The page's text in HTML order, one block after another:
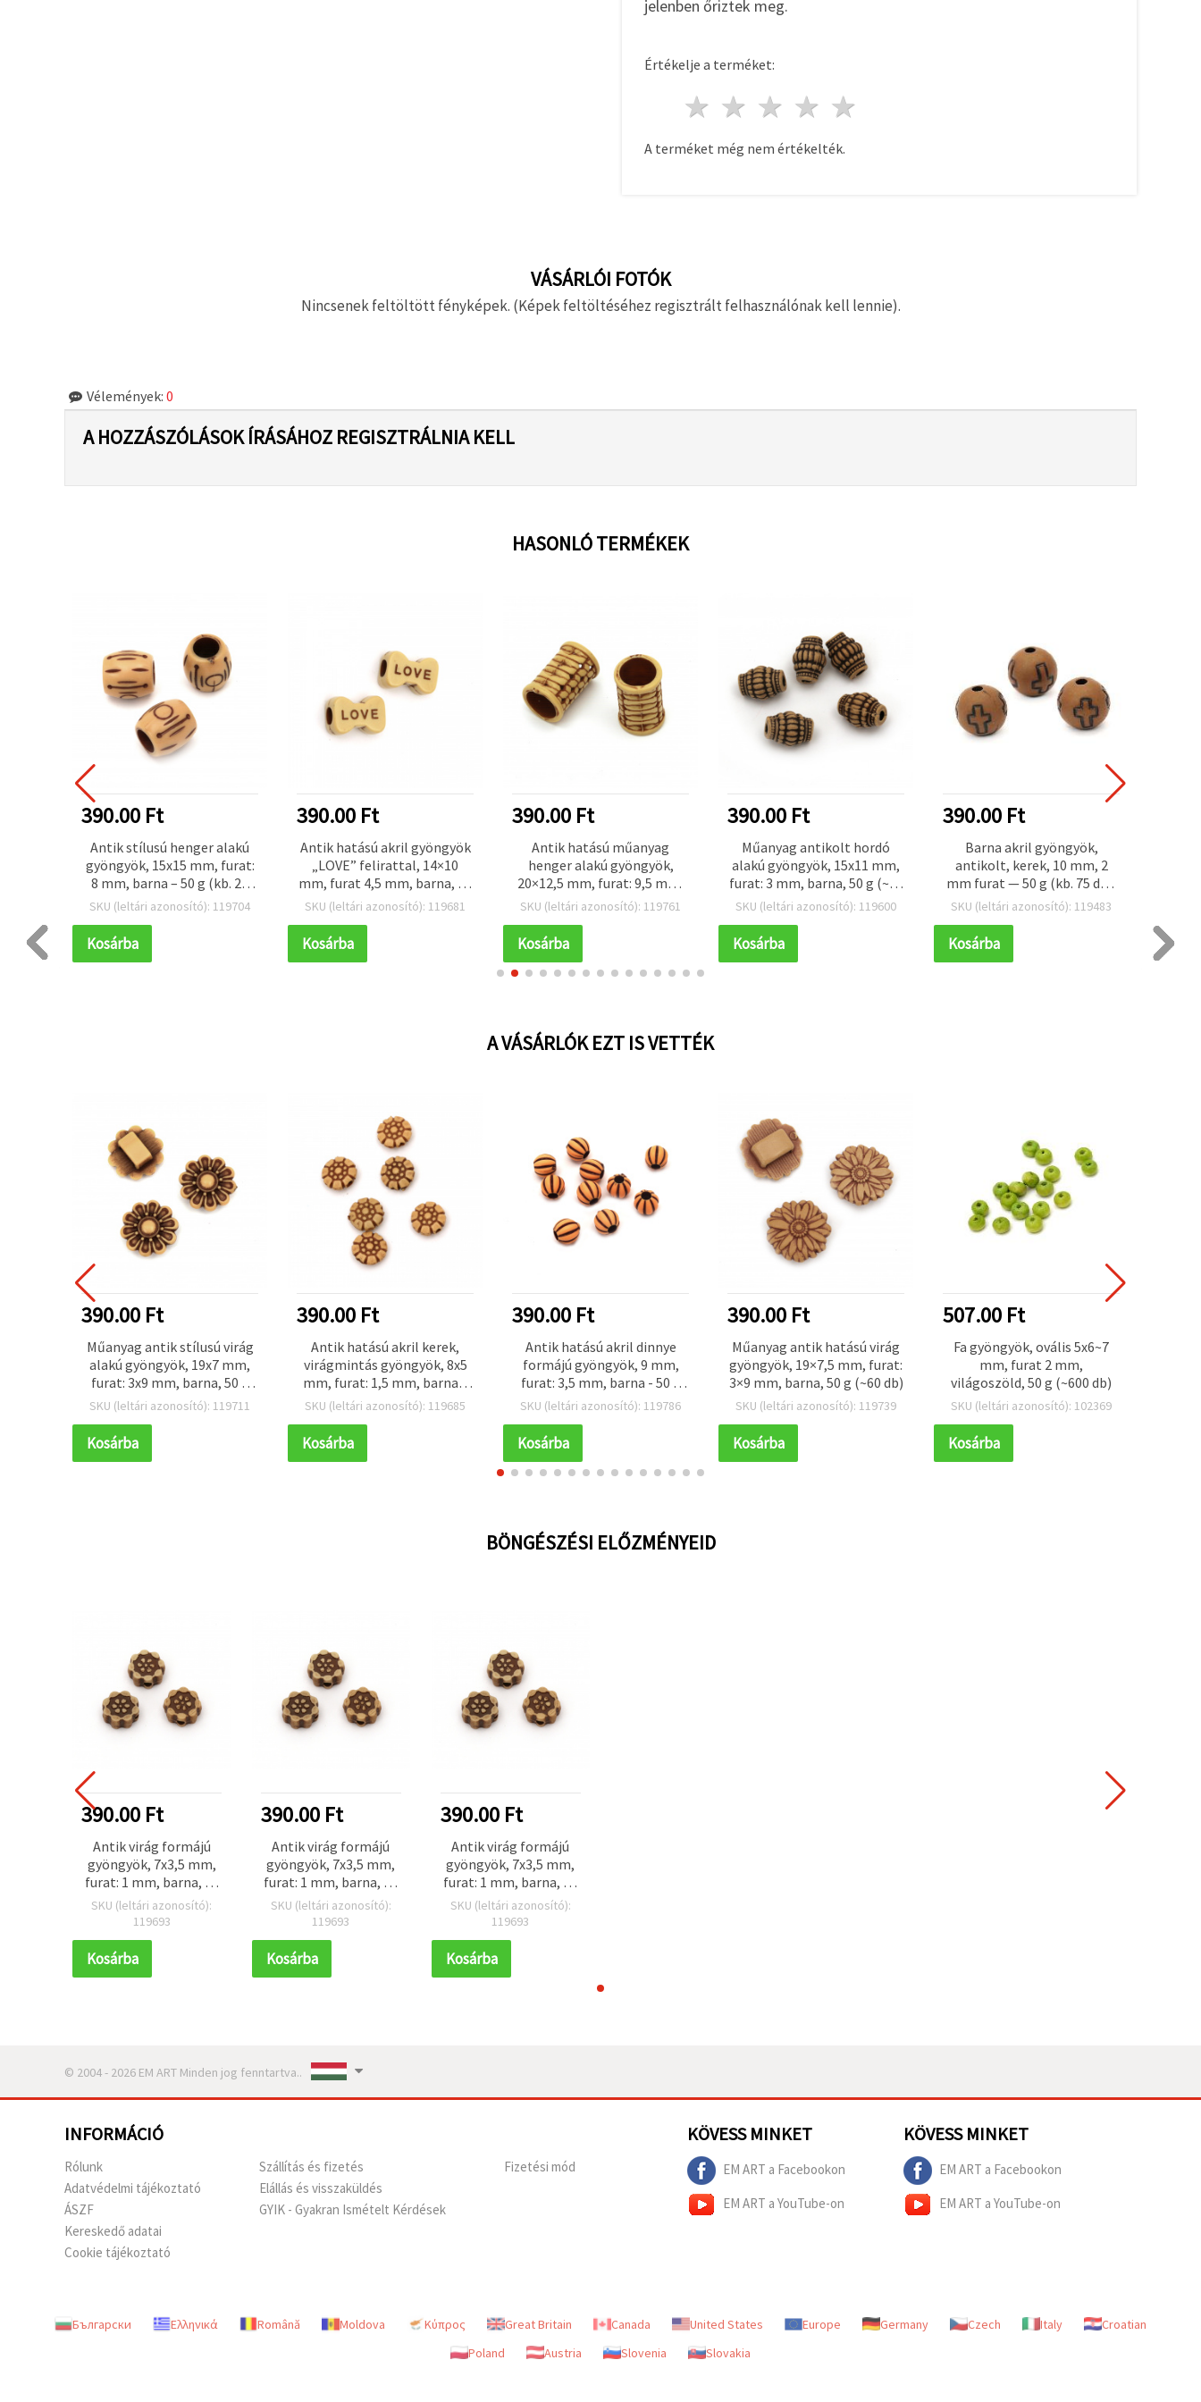
jelenben őriztek meg.
Értékelje a terméket:
4 csillagok
3 csillagok
2 csillagok
1 csillag
A terméket még nem értékelték.
VÁSÁRLÓI FOTÓK
Nincsenek feltöltött fényképek. (Képek feltöltéséhez regisztrált felhasználónak kell lennie).
Vélemények: 0
A HOZZÁSZÓLÁSOK ÍRÁSÁHOZ REGISZTRÁLNIA KELL
HASONLÓ TERMÉKEK
390.00 Ft
Antik stílusú henger alakú
gyöngyök, 15x15 mm, furat:
8 mm, barna – 50 g (kb. 28
db)
SKU (leltári azonosító): 119704
Kosárba
390.00 Ft
Antik hatású akril gyöngyök
„LOVE” felirattal, 14×10
mm, furat 4,5 mm, barna, 50
g (~80 db)
SKU (leltári azonosító): 119681
Kosárba
390.00 Ft
Antik hatású műanyag
henger alakú gyöngyök,
20×12,5 mm, furat: 9,5 mm,
barna, 50 g (~64 db)
SKU (leltári azonosító): 119761
Kosárba
390.00 Ft
Műanyag antikolt hordó
alakú gyöngyök, 15x11 mm,
furat: 3 mm, barna, 50 g (~42
db)
SKU (leltári azonosító): 119600
Kosárba
390.00 Ft
Barna akril gyöngyök,
antikolt, kerek, 10 mm, 2
mm furat — 50 g (kb. 75 db),
ékszerkészítéshez,
karkötőkhöz,
nyakláncokhoz és
dekorációhoz
SKU (leltári azonosító): 119483
Kosárba
A VÁSÁRLÓK EZT IS VETTÉK
390.00 Ft
Műanyag antik stílusú virág
alakú gyöngyök, 19x7 mm,
furat: 3x9 mm, barna, 50 g
(kb. 67 db),
ékszerkészítéshez
SKU (leltári azonosító): 119711
Kosárba
390.00 Ft
Antik hatású akril kerek,
virágmintás gyöngyök, 8x5
mm, furat: 1,5 mm, barna –
50 g (~230 db)
SKU (leltári azonosító): 119685
Kosárba
390.00 Ft
Antik hatású akril dinnye
formájú gyöngyök, 9 mm,
furat: 3,5 mm, barna - 50 g
(~110 db)
SKU (leltári azonosító): 119786
Kosárba
390.00 Ft
Műanyag antik hatású virág
gyöngyök, 19×7,5 mm, furat:
3×9 mm, barna, 50 g (~60 db)
SKU (leltári azonosító): 119739
Kosárba
507.00 Ft
Fa gyöngyök, ovális 5x6~7
mm, furat 2 mm,
világoszöld, 50 g (~600 db)
SKU (leltári azonosító): 102369
Kosárba
BÖNGÉSZÉSI ELŐZMÉNYEID
390.00 Ft
Antik virág formájú
gyöngyök, 7x3,5 mm,
furat: 1 mm, barna, 50
g (~380 db)
SKU (leltári azonosító):
119693
Kosárba
390.00 Ft
Antik virág formájú
gyöngyök, 7x3,5 mm,
furat: 1 mm, barna, 50
g (~380 db)
SKU (leltári azonosító):
119693
Kosárba
390.00 Ft
Antik virág formájú
gyöngyök, 7x3,5 mm,
furat: 1 mm, barna, 50
g (~380 db)
SKU (leltári azonosító):
119693
Kosárba
© 2004 - 2026 EM ART Minden jog fenntartva..
INFORMÁCIÓ
Rólunk
Adatvédelmi tájékoztató
ÁSZF
Kereskedő adatai
Cookie tájékoztató
Szállítás és fizetés
Elállás és visszaküldés
GYIK - Gyakran Ismételt Kérdések
Fizetési mód
KÖVESS MINKET
EM ART a Facebookon
EM ART a YouTube-on
KÖVESS MINKET
EM ART a Facebookon
EM ART a YouTube-on
Български Ελληνικά Română Moldova Κύπρος Great Britain Canada United States Europe Germany Czech Italy
Croatian
Poland
Austria Slovenia Slovakia